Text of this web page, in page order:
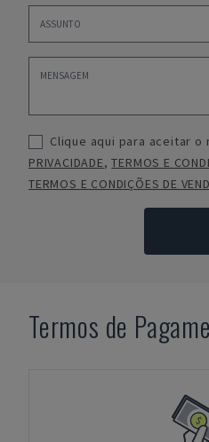
Clique aqui para aceitar o
PRIVACIDADE,TERMOS E
TERMOS E CONDIÇÕES DE
Termos de